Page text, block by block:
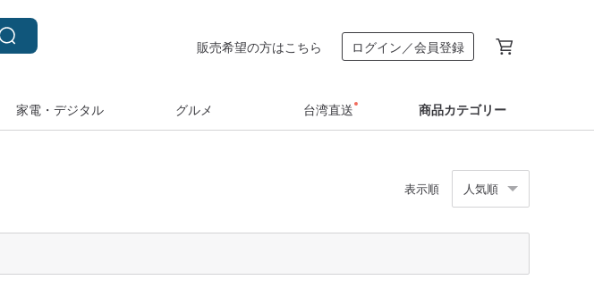
販売希望の方はこちら ログイン／会員登録
家電・デジタル グルメ 台湾直送 商品カテゴリー
表示順 人気順